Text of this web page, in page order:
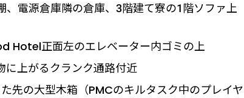
、電源倉庫隣の倉庫、3階建て寮の1階ソファ上
Hotel正面左のエレベーター内ゴミの上
に上がるクランク通路付近
先の大型木箱（PMCのキルタスク中のプレイヤ